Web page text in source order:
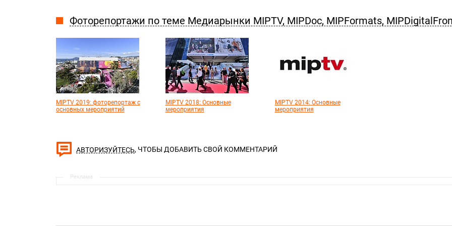
Фоторепортажи по теме Медиарынки MIPTV, MIPDoc, MIPFormats,
MIPTV 2019: фоторепортаж с
основных мероприятий
MIPTV 2018: Основные
мероприятия
MIPTV 2014: Основные
мероприятия
АВТОРИЗУЙТЕСЬ, ЧТОБЫ ДОБАВИТЬ СВОЙ КОММЕНТАРИЙ
Реклама